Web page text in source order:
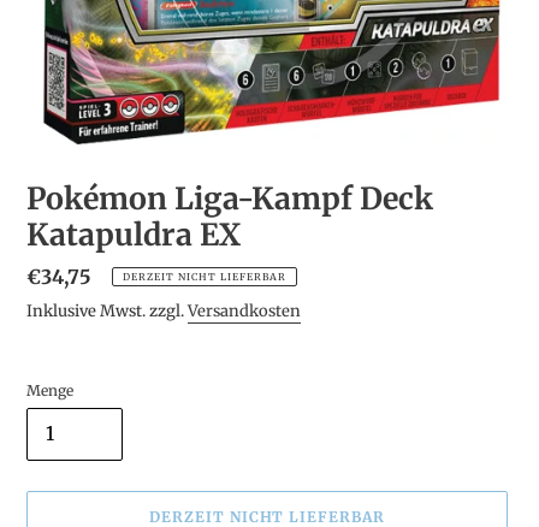
Pokémon Liga-Kampf Deck
Katapuldra EX
Normaler
Preis
€34,75 DERZEIT NICHT LIEFERBAR
Inklusive Mwst. zzgl.Versandkosten
Menge
DERZEIT NICHT LIEFERBAR